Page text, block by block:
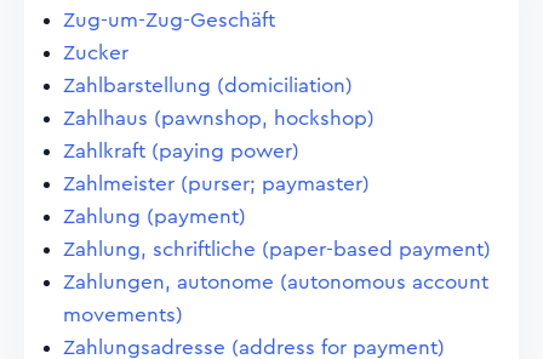
Zug-um-Zug-Geschäft
Zucker
Zahlbarstellung (domiciliation)
Zahlhaus (pawnshop, hockshop)
Zahlkraft (paying power)
Zahlmeister (purser; paymaster)
Zahlung (payment)
Zahlung, schriftliche (paper-based payment)
Zahlungen, autonome (autonomous account
movements)
Zahlungsadresse (address for payment)